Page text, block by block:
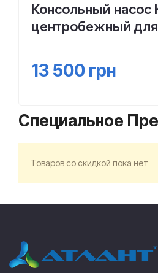
Консольный насос
центробежный
13 500 грн
Специальное
Товаров со скидкой пока нет